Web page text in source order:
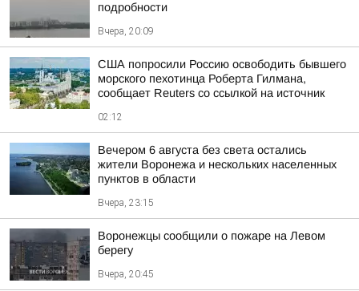
подробности
Вчера, 20:09
США попросили Россию освободить бывшего
морского пехотинца Роберта Гилмана,
сообщает Reuters со ссылкой на источник
02:12
Вечером 6 августа без света остались
жители Воронежа и нескольких населенных
пунктов в области
Вчера, 23:15
Воронежцы сообщили о пожаре на Левом
берегу
Вчера, 20:45